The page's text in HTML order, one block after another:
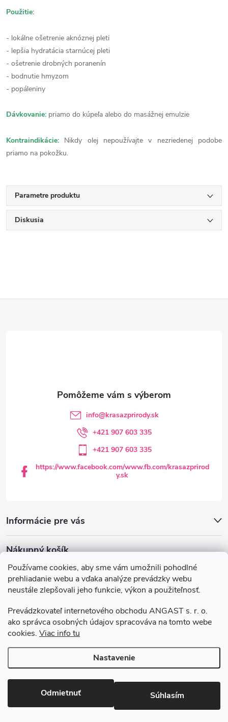
Používame cookies, aby sme vám umožnili pohodlné
prehliadanie webu a vďaka analýze prevádzky webu
neustále zlepšovali jeho funkcie, výkon a použiteľnosť.
Prevádzkovateľ internetového obchodu ANGAST s. r. o.
ako správca osobných údajov spracováva na tomto webe
cookies. Viac info tu
Nastavenie
Odmietnuť Súhlasím
Použitie:
- lokálne ošetrenie aknóznej pleti
- lepšia hydratácia starnúcej pleti
- ošetrenie drobných poranenín
- bodnutie hmyzom
- popáleniny
Dávkovanie: priamo do kúpeľa alebo do masážnej emulzie
Kontraindikácie: Nikdy olej nepoužívajte v nezriedenej podobe
priamo na pokožku.
Parametre produktu
Diskusia
info@krasazprirody.sk
+421 907 603 335
+421 907 603 335
https://www.facebook.com/www.fb.com/krasazprirod
y.sk
Informácie pre vás
Nákupný košík
0 KS /€0
Všeobecné obchodné podmienky
Podmienky ochrany osobných údajov
Copyright 2026Krasazprirody.sk. Všetky práva vyhradené.Upraviť
nastavenie cookies